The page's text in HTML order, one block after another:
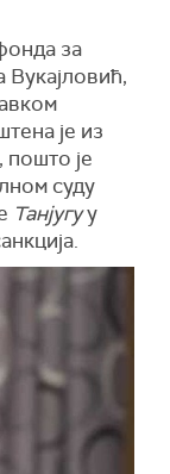
за
Вукајловић,
је из
пошто је
суду
Танјугуу